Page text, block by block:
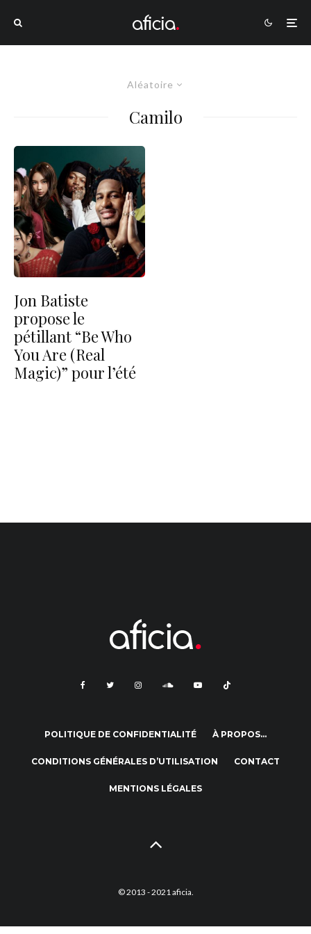
Aléatoire
Camilo
Jon Batiste
propose le
pétillant “Be Who
You Are (Real
Magic)” pour l’été
POLITIQUE DE CONFIDENTIALITÉ À PROPOS…
CONDITIONS GÉNÉRALES D’UTILISATION CONTACT
MENTIONS LÉGALES
© 2013 - 2021 aficia.